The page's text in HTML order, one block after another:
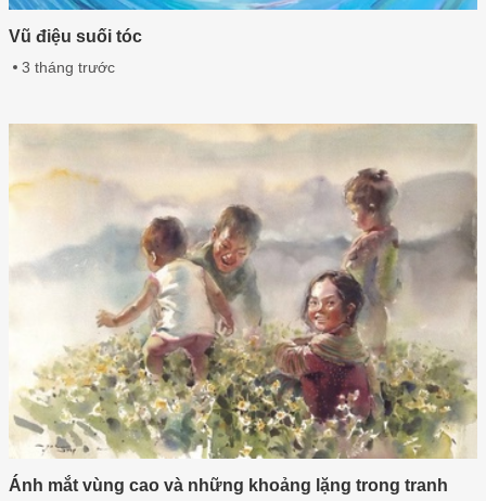
Vũ điệu suối tóc
3 tháng trước
Ánh mắt vùng cao và những khoảng lặng trong tranh